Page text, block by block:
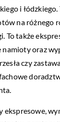
i
na różnego
To także
oraz
czy
ekspresowe,